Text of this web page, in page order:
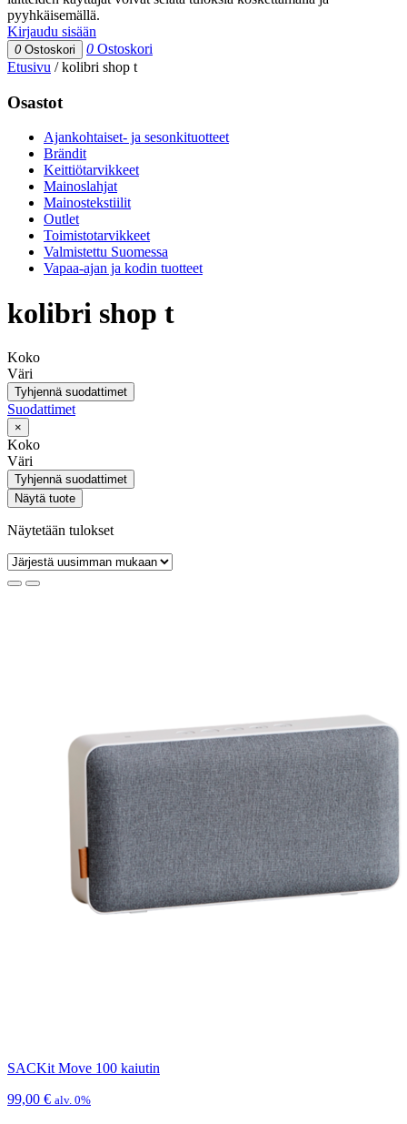
pyyhkäisemällä.
Kirjaudu sisään
0 Ostoskori 0 Ostoskori
Etusivu /kolibri shop t
Osastot
Ajankohtaiset- ja sesonkituotteet
Brändit
Keittiötarvikkeet
Mainoslahjat
Mainostekstiilit
Outlet
Toimistotarvikkeet
Valmistettu Suomessa
Vapaa-ajan ja kodin tuotteet
kolibri shop t
Koko
Väri
Tyhjennä suodattimet
Suodattimet
×
Koko
Väri
Tyhjennä suodattimet
Näytä tuote
Näytetään tulokset
SACKit Move 100 kaiutin
99,00 € alv. 0%